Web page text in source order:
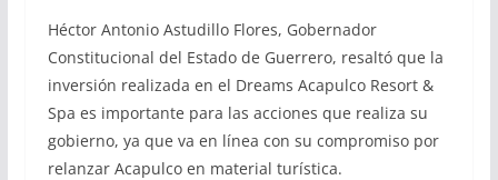
Héctor Antonio Astudillo Flores, Gobernador
Constitucional del Estado de Guerrero, resaltó que la
inversión realizada en el Dreams Acapulco Resort &
Spa es importante para las acciones que realiza su
gobierno, ya que va en línea con su compromiso por
relanzar Acapulco en material turística.